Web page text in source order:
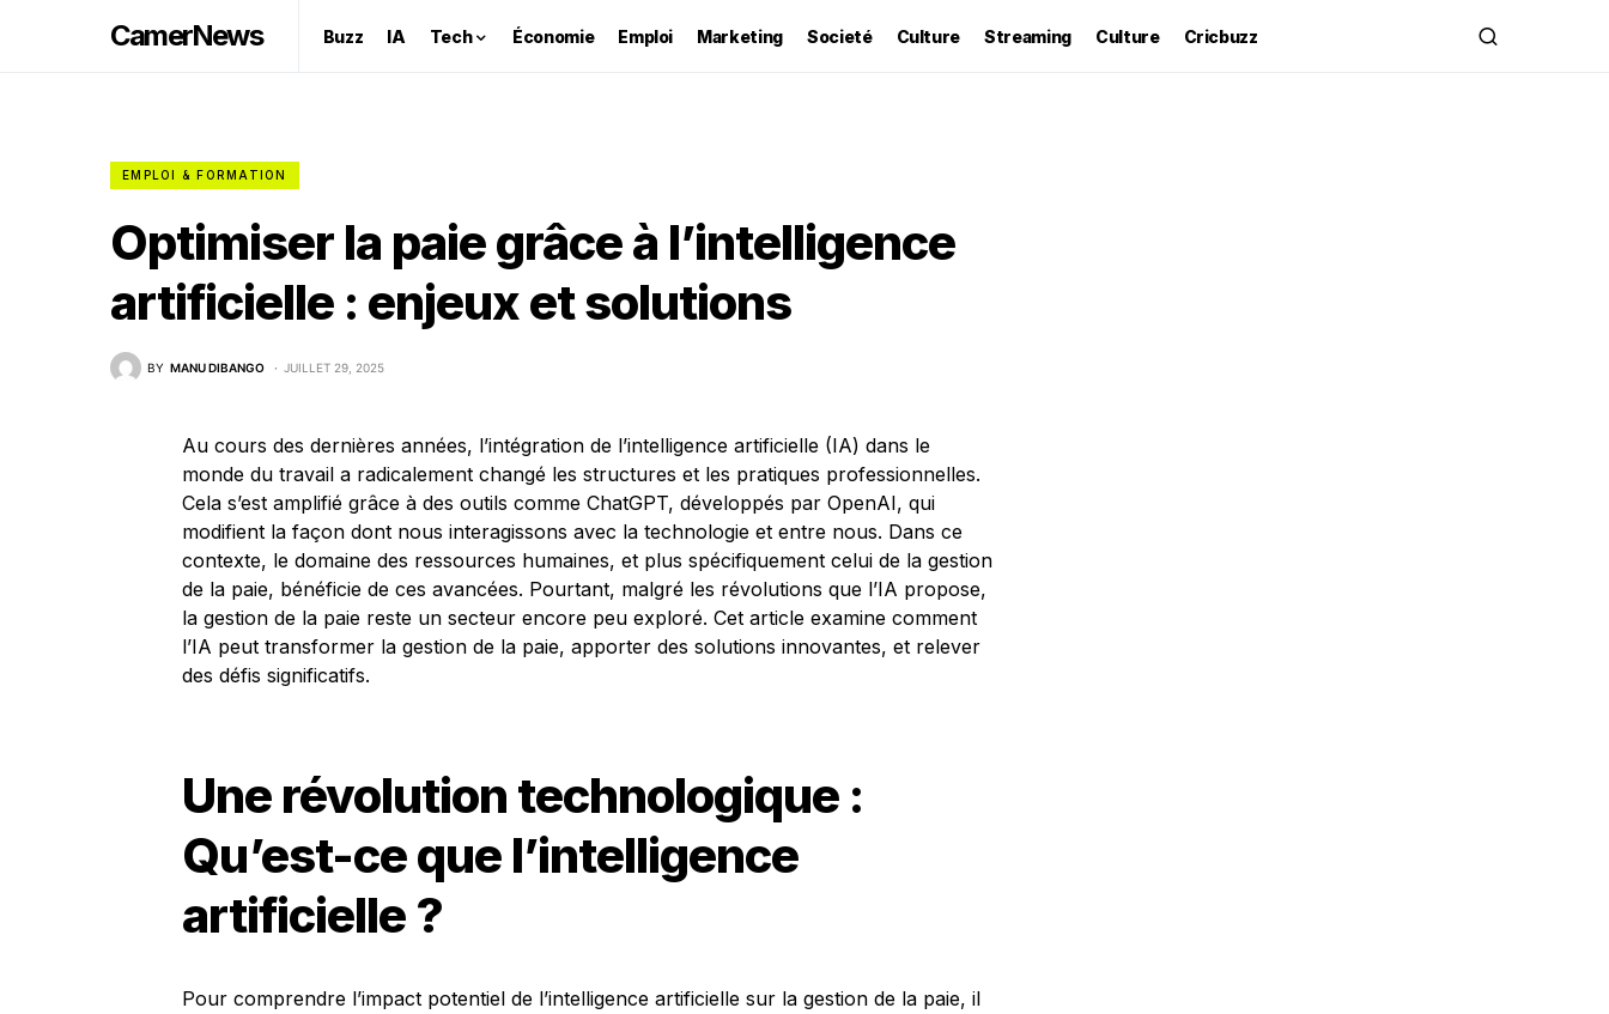
CamerNews Buzz IA Tech Économie Emploi Marketing Societé Culture Streaming Culture Cricbuzz
EMPLOI & FORMATION
Optimiser la paie grâce à l’intelligence
artificielle : enjeux et solutions
BY MANU DIBANGO JUILLET 29, 2025
Au cours des dernières années, l’intégration de l’intelligence artificielle (IA) dans le
monde du travail a radicalement changé les structures et les pratiques professionnelles.
Cela s’est amplifié grâce à des outils comme ChatGPT, développés par OpenAI, qui
modifient la façon dont nous interagissons avec la technologie et entre nous. Dans ce
contexte, le domaine des ressources humaines, et plus spécifiquement celui de la gestion
de la paie, bénéficie de ces avancées. Pourtant, malgré les révolutions que l’IA propose,
la gestion de la paie reste un secteur encore peu exploré. Cet article examine comment
l’IA peut transformer la gestion de la paie, apporter des solutions innovantes, et relever
des défis significatifs.
Une révolution technologique :
Qu’est-ce que l’intelligence
artificielle ?
Pour comprendre l’impact potentiel de l’intelligence artificielle sur la gestion de la paie, il